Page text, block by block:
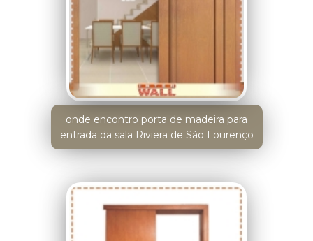
onde encontro porta de madeira para
entrada da sala Riviera de São Lourenço